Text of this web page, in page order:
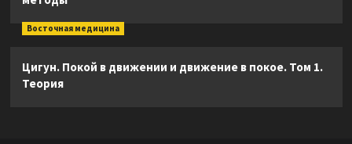
Восточная медицина
Цигун. Покой в движении и движение в покое. Том 1.
Теория